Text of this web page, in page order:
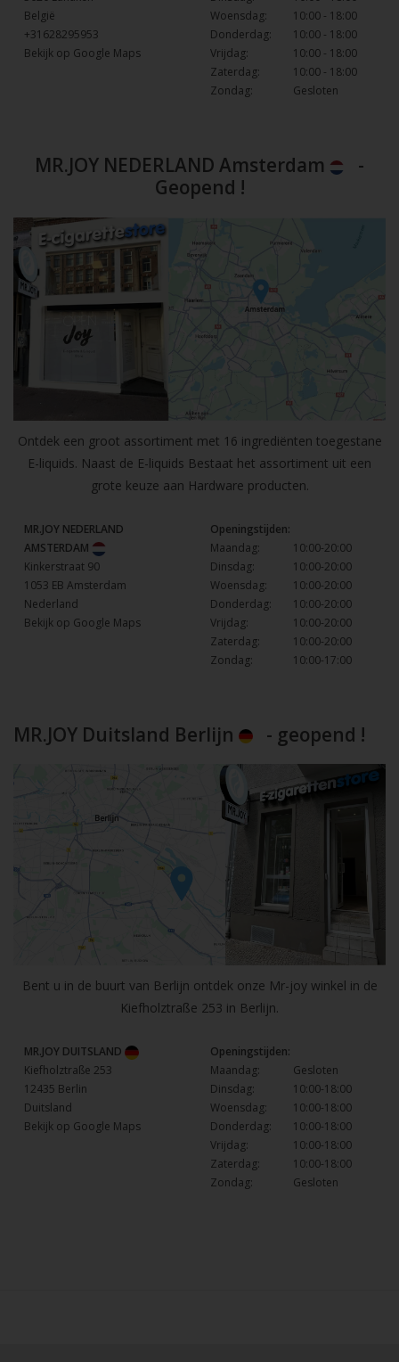
België
+31628295953
Bekijk op Google Maps
Woensdag:
10:00 - 18:00
Donderdag:
10:00 - 18:00
Vrijdag:
10:00 - 18:00
Zaterdag:
10:00 - 18:00
Zondag:
Gesloten
MR.JOY NEDERLAND Amsterdam
-
Geopend !
Ontdek een groot assortiment met 16 ingrediënten toegestane
E-liquids. Naast de E-liquids Bestaat het assortiment uit een
grote keuze aan Hardware producten.
MR.JOY NEDERLAND
AMSTERDAM
Kinkerstraat 90
1053 EB Amsterdam
Nederland
Bekijk op Google Maps
Openingstijden:
Maandag:
10:00-20:00
Dinsdag:
10:00-20:00
Woensdag:
10:00-20:00
Donderdag:
10:00-20:00
Vrijdag:
10:00-20:00
Zaterdag:
10:00-20:00
Zondag:
10:00-17:00
MR.JOY Duitsland Berlijn - geopend !
Bent u in de buurt van Berlijn ontdek onze Mr-joy winkel in de
Kiefholztraße 253 in Berlijn.
MR.JOY DUITSLAND
Kiefholztraße 253
12435 Berlin
Duitsland
Bekijk op Google Maps
Openingstijden:
Maandag:
Gesloten
Dinsdag:
10:00-18:00
Woensdag:
10:00-18:00
Donderdag:
10:00-18:00
Vrijdag:
10:00-18:00
Zaterdag:
10:00-18:00
Zondag:
Gesloten